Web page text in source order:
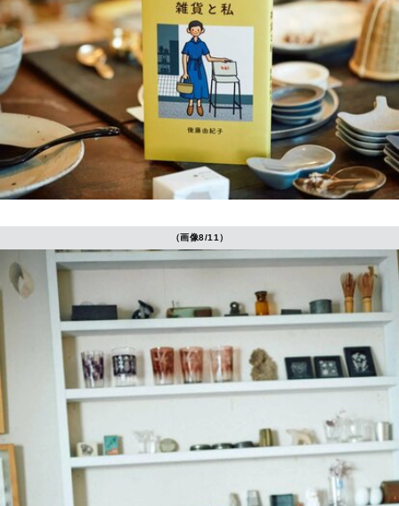
（画像8/11）